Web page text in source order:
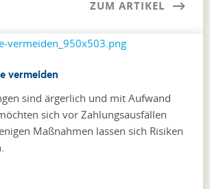
ZUM ARTIKEL
vermeiden
sind ärgerlich und mit Aufwand
sich vor Zahlungsausfällen
Maßnahmen lassen sich Risiken